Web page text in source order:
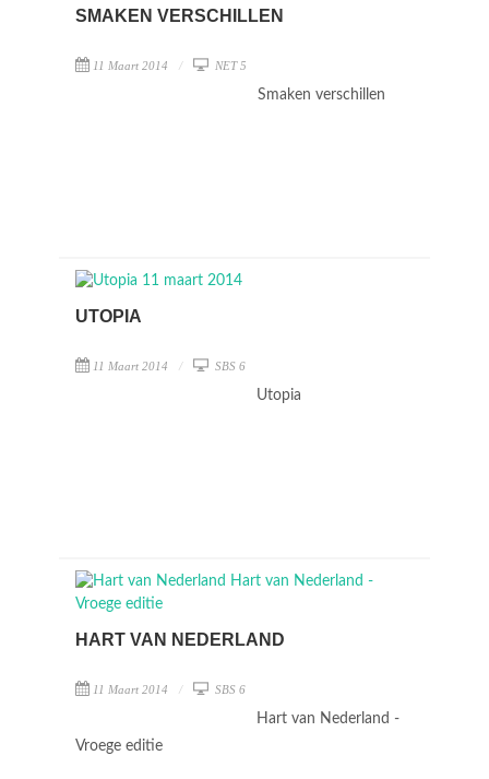
SMAKEN VERSCHILLEN
11 Maart 2014 NET 5
Smaken verschillen
UTOPIA
11 Maart 2014 SBS 6
Utopia
HART VAN NEDERLAND
11 Maart 2014 SBS 6
Hart van Nederland -
Vroege editie